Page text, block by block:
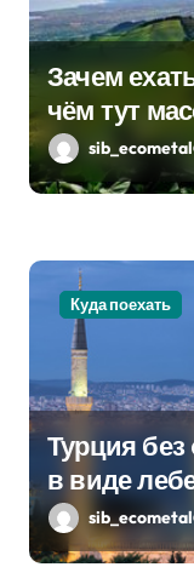
Зачем
чём тут
sib_ecometal
Куда поехать
Турция без
в виде
sib_ecometal